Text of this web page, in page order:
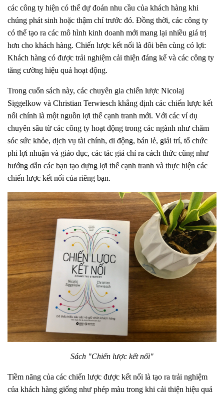
các công ty hiện có thể dự đoán nhu cầu của khách hàng khi
chúng phát sinh hoặc thậm chí trước đó. Đồng thời, các công ty
có thể tạo ra các mô hình kinh doanh mới mang lại nhiều giá trị
hơn cho khách hàng. Chiến lược kết nối là đôi bên cùng có lợi:
Khách hàng có được trải nghiệm cải thiện đáng kể và các công ty
tăng cường hiệu quả hoạt động.
Trong cuốn sách này, các chuyên gia chiến lược Nicolaj
Siggelkow và Christian Terwiesch khẳng định các chiến lược kết
nối chính là một nguồn lợi thế cạnh tranh mới. Với các ví dụ
chuyên sâu từ các công ty hoạt động trong các ngành như chăm
sóc sức khỏe, dịch vụ tài chính, di động, bán lẻ, giải trí, tổ chức
phi lợi nhuận và giáo dục, các tác giả chỉ ra cách thức cũng như
hướng dẫn các bạn tạo dựng lợi thế cạnh tranh và thực hiện các
chiến lược kết nối của riêng bạn.
Sách "Chiến lược kết nối"
Tiềm năng của các chiến lược được kết nối là tạo ra trải nghiệm
của khách hàng giống như phép màu trong khi cải thiện hiệu quả